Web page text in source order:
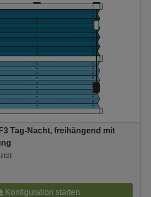
Tag-Nacht, freihängend mit
Konfiguration starten